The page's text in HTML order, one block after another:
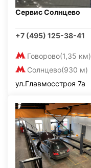
Сервис Солнцево
+7 (495) 125-38-41
Говорово(1,35 км)
Солнцево(930 м)
ул.Главмосстроя 7а